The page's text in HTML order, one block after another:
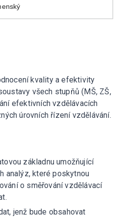
kvality a efektivity
všech stupňů (MŠ, ZŠ,
efektivních vzdělávacích
úrovních řízení vzdělávání.
základnu umožňující
analýz, které poskytnou
o směřování vzdělávací
jenž bude obsahovat